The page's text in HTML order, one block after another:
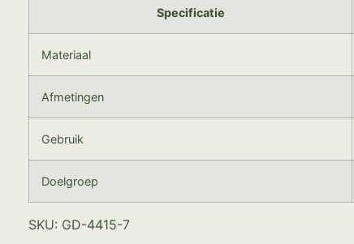
Specificatie
Materiaal
Afmetingen
Gebruik
Doelgroep
SKU: GD-4415-7